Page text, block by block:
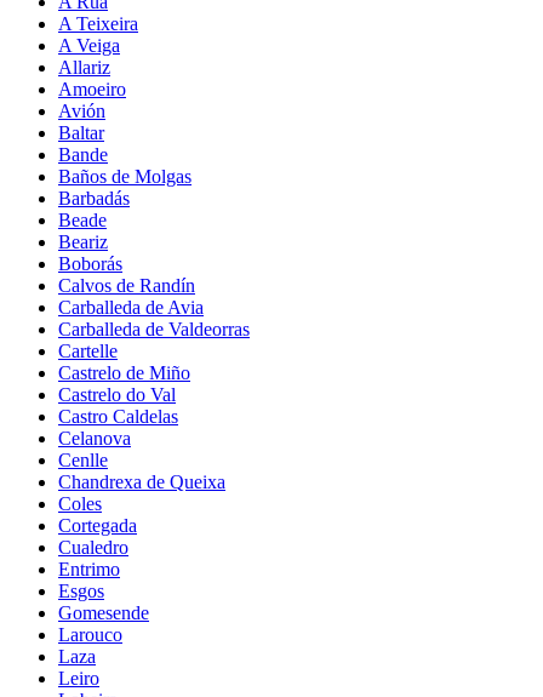
A Teixeira
A Veiga
Allariz
Amoeiro
Avión
Baltar
Bande
Baños de Molgas
Barbadás
Beade
Beariz
Boborás
Calvos de Randín
Carballeda de Avia
Carballeda de Valdeorras
Cartelle
Castrelo de Miño
Castrelo do Val
Castro Caldelas
Celanova
Cenlle
Chandrexa de Queixa
Coles
Cortegada
Cualedro
Entrimo
Esgos
Gomesende
Larouco
Laza
Leiro